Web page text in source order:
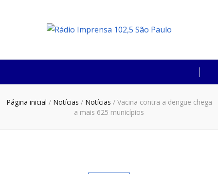
Rádio Imprensa
102,5 São Paulo
Página inicial / Notícias / Notícias / Vacina contra a dengue chega
a mais 625 municípios